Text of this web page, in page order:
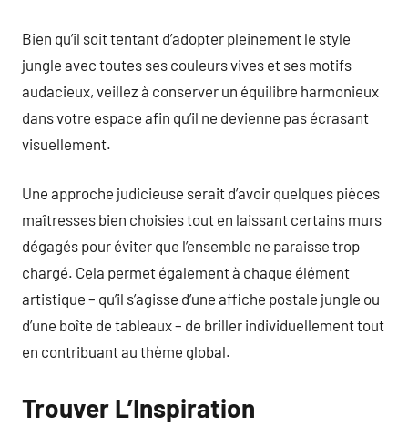
Bien qu’il soit tentant d’adopter pleinement le style
jungle avec toutes ses couleurs vives et ses motifs
audacieux, veillez à conserver un équilibre harmonieux
dans votre espace afin qu’il ne devienne pas écrasant
visuellement.
Une approche judicieuse serait d’avoir quelques pièces
maîtresses bien choisies tout en laissant certains murs
dégagés pour éviter que l’ensemble ne paraisse trop
chargé. Cela permet également à chaque élément
artistique – qu’il s’agisse d’une affiche postale jungle ou
d’une boîte de tableaux – de briller individuellement tout
en contribuant au thème global.
Trouver L’Inspiration